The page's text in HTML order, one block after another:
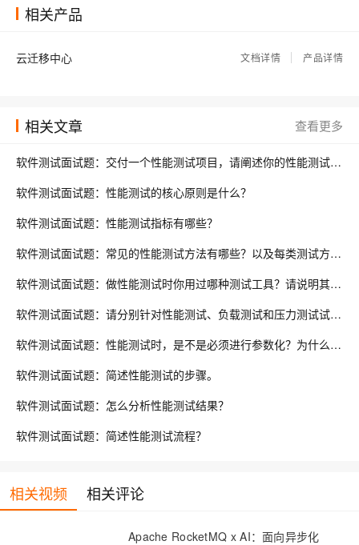
相关产品
云迁移中心 文档详情 产品详情
相关文章 查看更多
软件测试面试题：交付一个性能测试项目，请阐述你的性能测试流程?
软件测试面试题：性能测试的核心原则是什么？
软件测试面试题：性能测试指标有哪些？
软件测试面试题：常见的性能测试方法有哪些？以及每类测试方法的目的是什么？
软件测试面试题：做性能测试时你用过哪种测试工具？请说明其工作原理或举例说明工作流程。
软件测试面试题：请分别针对性能测试、负载测试和压力测试试举一个简单的例子？
软件测试面试题：性能测试时，是不是必须进行参数化？为什么要创建参数？LoadRunner中如何创建参数？
软件测试面试题：简述性能测试的步骤。
软件测试面试题：怎么分析性能测试结果？
软件测试面试题：简述性能测试流程？
相关视频 相关评论
Apache RocketMQ x AI：面向异步化